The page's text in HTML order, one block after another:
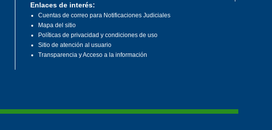
Enlaces de interés:
Cuentas de correo para Notificaciones Judiciales
Mapa del sitio
Políticas de privacidad y condiciones de uso
Sitio de atención al usuario
Transparencia y Acceso a la información